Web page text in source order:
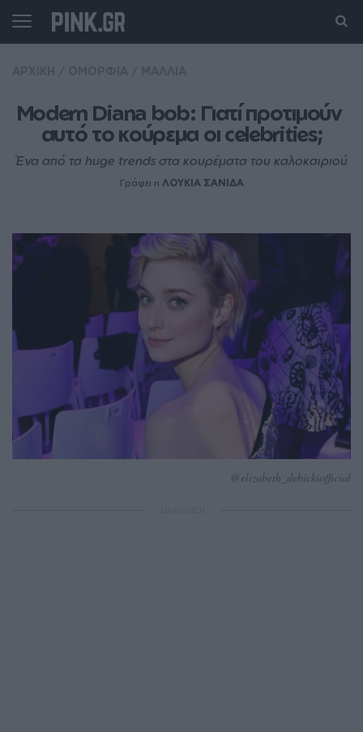
Modern Diana bob: Γιατί προτιμούν
αυτό το κούρεμα οι celebrities;
Ένα από τα huge trends στα κουρέματα του καλοκαιριού
Γράφει η ΛΟΥΚΙΑ ΣΑΝΙΔΑ
@elizabeth_debickiofficial